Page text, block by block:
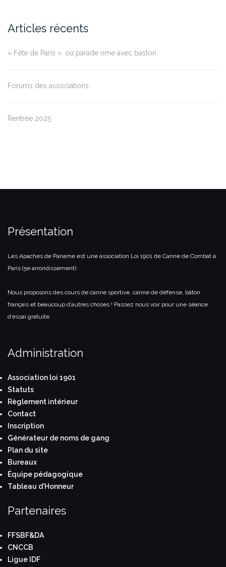
Articles récents
« Fête de Paris », où parade rime avec baston
Forums des associations
Rentrée 2025
Présentation
Les Apaches de Paname est une association Loi 1901 de Canne de Combat à
Paris (5e arrondissement).
Nous proposons des cours de canne sportive, canne de défense, bâton
français et beaucoup d’autres choses ! Passez nous voir pour une séance
d’essai gratuite.
Administration
Association loi 1901
Statuts
Règlement intérieur
Contact
Inscription
Générateur de noms de gang
Plan du site
Bureaux
Équipe pédagogique
Tableau d'Honneur
Partenaires
FFSBF&DA
CNCCB
Ligue IDF